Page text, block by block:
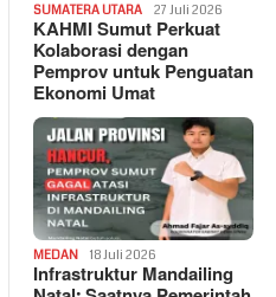
SUMATERA UTARA 27 Juli 2026
KAHMI Sumut Perkuat
Kolaborasi dengan
Pemprov untuk Penguatan
Ekonomi Umat
MEDAN 18 Juli 2026
Infrastruktur Mandailing